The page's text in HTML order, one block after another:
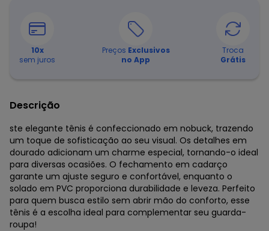
10x
sem juros
Preços Exclusivos
no App
Troca
Grátis
Descrição
ste elegante tênis é confeccionado em nobuck, trazendo
um toque de sofisticação ao seu visual. Os detalhes em
dourado adicionam um charme especial, tornando-o ideal
para diversas ocasiões. O fechamento em cadarço
garante um ajuste seguro e confortável, enquanto o
solado em PVC proporciona durabilidade e leveza. Perfeito
para quem busca estilo sem abrir mão do conforto, esse
tênis é a escolha ideal para complementar seu guarda-
roupa!